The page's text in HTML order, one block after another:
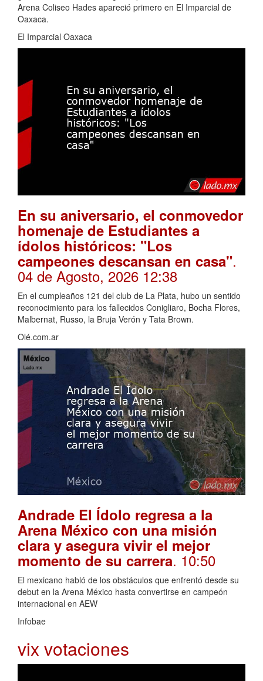
Arena Coliseo Hades apareció primero en El Imparcial de
Oaxaca.
El Imparcial Oaxaca
En su aniversario, el conmovedor
homenaje de Estudiantes a
ídolos históricos: "Los
campeones descansan en casa".
04 de Agosto, 2026 12:38
En el cumpleaños 121 del club de La Plata, hubo un sentido
reconocimiento para los fallecidos Conigliaro, Bocha Flores,
Malbernat, Russo, la Bruja Verón y Tata Brown.
Olé.com.ar
Andrade El Ídolo regresa a la
Arena México con una misión
clara y asegura vivir el mejor
momento de su carrera. 10:50
El mexicano habló de los obstáculos que enfrentó desde su
debut en la Arena México hasta convertirse en campeón
internacional en AEW
Infobae
vix votaciones